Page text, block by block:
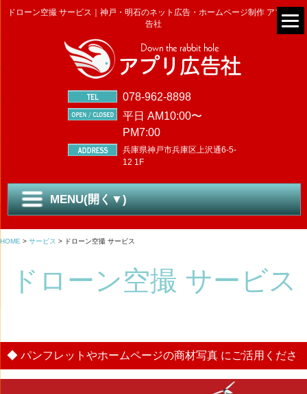
ドローン空撮 サービス｜神戸・明石のネット広告・ホームページ制作 アプリ広
告社
078-962-8898
平日 AM10:00〜
PM7:00
兵庫県神戸市兵庫区上沢通6-5-
12 1F
MENU(開く▼)
HOME > サービス > ドローン空撮 サービス
ドローン空撮 サービス
パンフレットやホームページの商材写真 にご活用くださ
い。